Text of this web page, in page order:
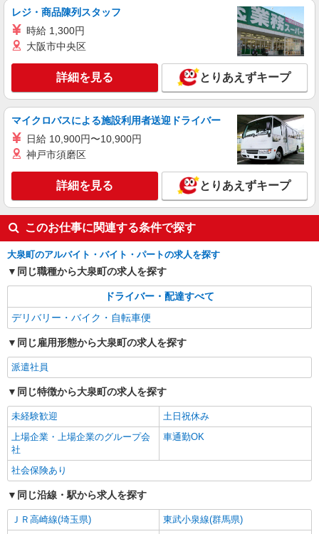
レジ・商品陳列スタッフ
時給 1,300円
大阪市中央区
詳細を見る とりあえずキープ
マイクロバスによる施設利用者送迎ドライバー
日給 10,900円〜10,900円
神戸市須磨区
詳細を見る とりあえずキープ
このお仕事に関連する条件で探す
大泉町のアルバイト・バイト・パートの求人を探す
同じ職種から大泉町の求人を探す
ドライバー・配達すべて
デリバリー・バイク・自転車便
同じ雇用形態から大泉町の求人を探す
派遣社員
同じ特徴から大泉町の求人を探す
未経験歓迎
土日祝休み
上場企業・上場企業のグループ会
社
車通勤OK
社会保険あり
同じ沿線・駅から求人を探す
ＪＲ高崎線(埼玉県)
東武小泉線(群馬県)